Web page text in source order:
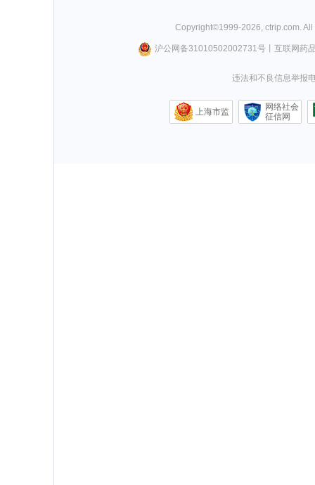
Copyright©1999-2026, ctrip.com.
沪公网备31010502002731号丨 互联网药
违法和不良信息举报
上海市监
网络社会
征信网